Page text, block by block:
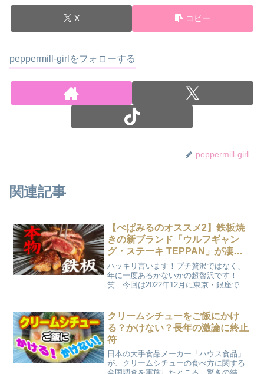
X コピー
peppermill-girlをフォローする
peppermill-girl
関連記事
【ぺぱみるのオススメ2】鉄板焼
きの新ブランド「ウルフギャン
グ・ステーキ TEPPAN」が凄す
ぎた！
ハッキリ言います！プチ贅沢ではなく、
年に一度あるかないかの超贅沢です！
笑 今回は2022年12月に東京・銀座でオ
ライブ感あふれる鉄板の前で味わうコー
ス料は一味も二味も違いましたよ！
クリームシチューをご飯にかけ
る？かけない？長年の激論に終止
符
日本の大手食品メーカー「ハウス食品」
が、クリームシチューの食べ方に関する